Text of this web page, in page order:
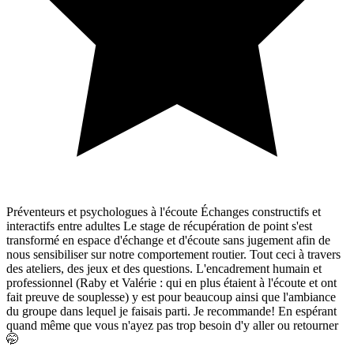
Préventeurs et psychologues à l'écoute Échanges constructifs et
interactifs entre adultes Le stage de récupération de point s'est
transformé en espace d'échange et d'écoute sans jugement afin de
nous sensibiliser sur notre comportement routier. Tout ceci à travers
des ateliers, des jeux et des questions. L'encadrement humain et
professionnel (Raby et Valérie : qui en plus étaient à l'écoute et ont
fait preuve de souplesse) y est pour beaucoup ainsi que l'ambiance
du groupe dans lequel je faisais parti. Je recommande! En espérant
quand même que vous n'ayez pas trop besoin d'y aller ou retourner
🤭